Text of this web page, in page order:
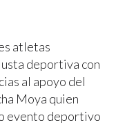
atletas
deportiva con
al apoyo del
Moya quien
evento deportivo